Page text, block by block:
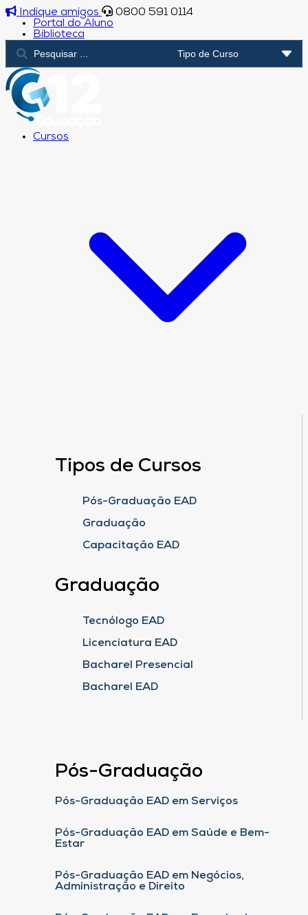
Indique amigos
0800 591 0114
Portal do Aluno
Biblioteca
Cursos
Tipos de Cursos
Pós-Graduação EAD
Graduação
Capacitação EAD
Graduação
Tecnólogo EAD
Licenciatura EAD
Bacharel Presencial
Bacharel EAD
Pós-Graduação
Pós-Graduação EAD em Serviços
Pós-Graduação EAD em Saúde e Bem-
Estar
Pós-Graduação EAD em Negócios,
Administração e Direito